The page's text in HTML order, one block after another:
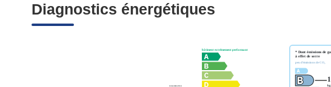
Diagnostics énergétiques